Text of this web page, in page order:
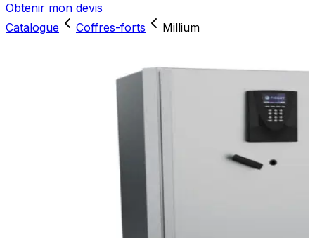
Obtenir mon devis
Catalogue
Coffres-forts Millium